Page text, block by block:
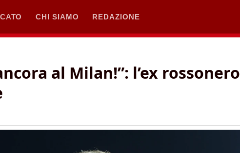
CHI SIAMO REDAZIONE
al Milan!”: l’ex rossonero